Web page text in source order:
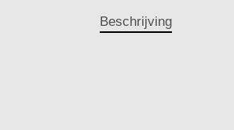
Beschrijving